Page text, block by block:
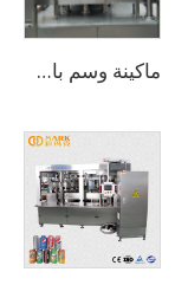
ماكينة وسم باستخدام ملصقات لاصقة من نوع OPP